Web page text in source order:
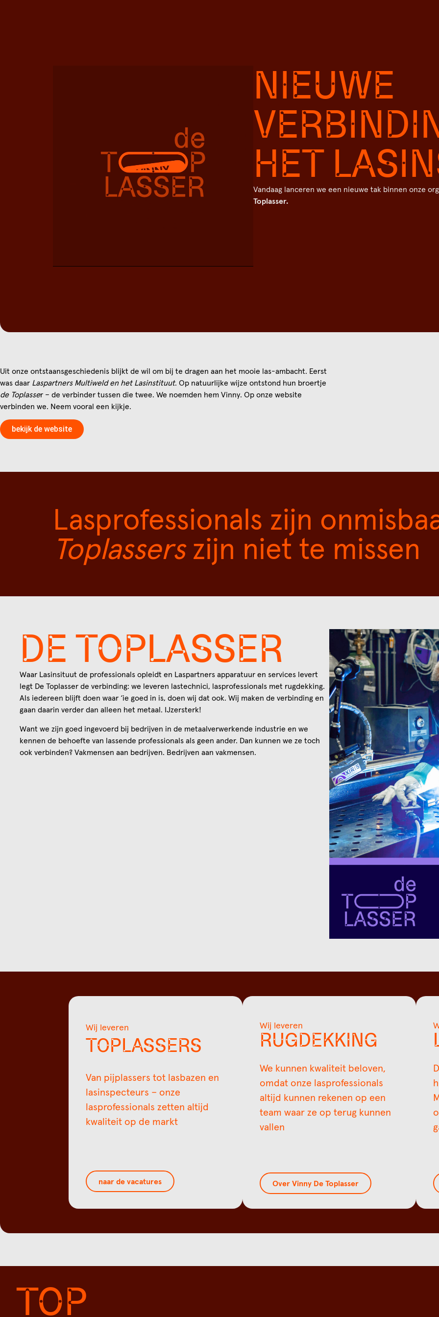
NIEUWE
HET
Vandaag lanceren we een nieuwe tak binnen onze
Toplasser.
Uit onze ontstaansgeschiedenis blijkt de wil om bij te dragen aan het mooie las-ambacht. Eerst
was daar Laspartners Multiweld en het Lasinstituut. Op natuurlijke wijze ontstond hun broertje
de Toplasser – de verbinder tussen die twee. We noemden hem Vinny. Op onze website
verbinden we. Neem vooral een kijkje.
bekijk de website
Lasprofessionals zijn
Toplasserszijn niet te missen
DE TOPLASSER
Waar Lasinsituut de professionals opleidt en Laspartners apparatuur en services levert
legt De Toplasser de verbinding: we leveren lastechnici, lasprofessionals met rugdekking.
Als iedereen blijft doen waar ‘ie goed in is, doen wij dat ook. Wij maken de verbinding en
gaan daarin verder dan alleen het metaal. IJzersterk!
Want we zijn goed ingevoerd bij bedrijven in de metaalverwerkende industrie en we
kennen de behoefte van lassende professionals als geen ander. Dan kunnen we ze toch
ook verbinden? Vakmensen aan bedrijven. Bedrijven aan vakmensen.
Wij leveren
TOPLASSERS
Van pijplassers tot lasbazen en
lasinspecteurs – onze
lasprofessionals zetten altijd
kwaliteit op de markt
naar de vacatures
Wij leveren
RUGDEKKING
We kunnen kwaliteit beloven,
omdat onze lasprofessionals
altijd kunnen rekenen op een
team waar ze op terug kunnen
vallen
Over Vinny De Toplasser
TOP